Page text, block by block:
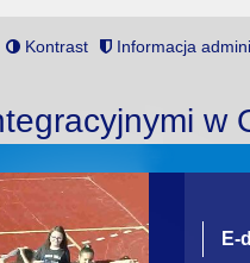
Kontrast Informacja
w
E-